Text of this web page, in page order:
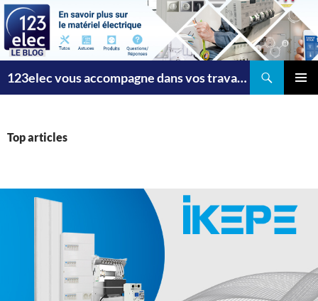
123elec vous accompagne dans vos travaux
Top articles